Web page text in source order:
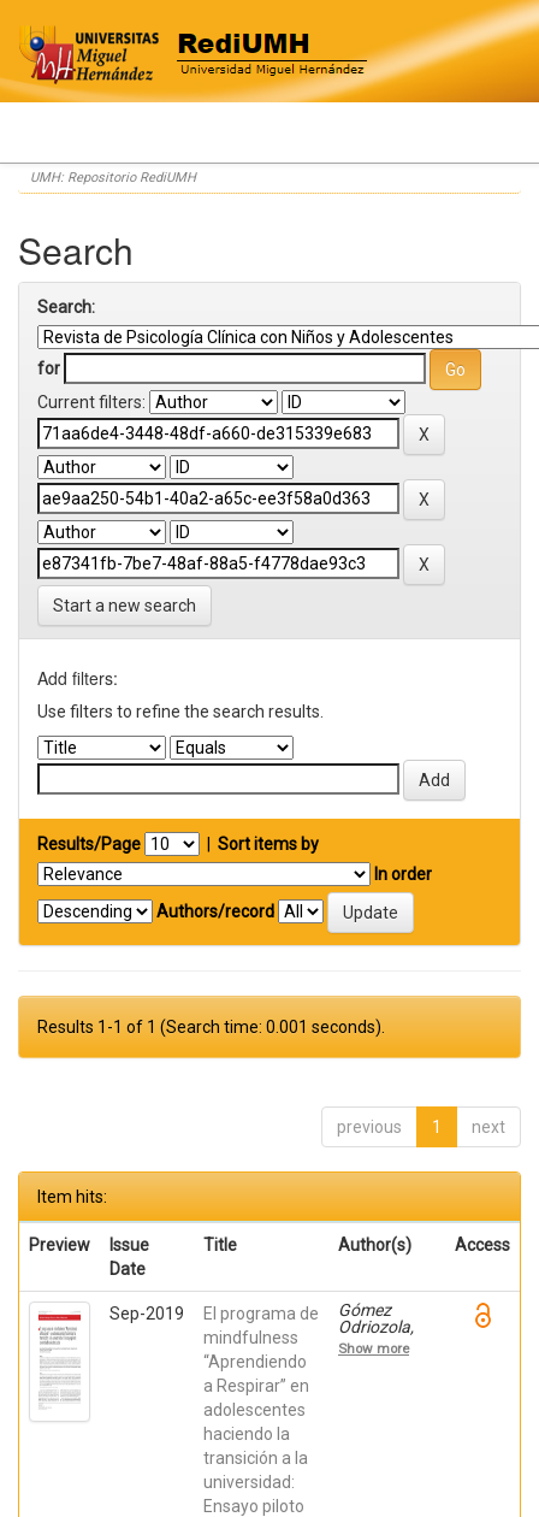
Skip
navigation
UMH: Repositorio RediUMH
Search
Search:
for
Current filters:
Start a new search
Add filters:
Use filters to refine the search results.
Results/Page
Sort items by
In order
Authors/record
Results 1-1 of 1 (Search time: 0.001 seconds).
previous 1 next
Item hits:
Preview
Issue
Date
Title Author(s) Access
Sep-2019
El programa de
mindfulness
“Aprendiendo
a Respirar” en
adolescentes
haciendo la
transición a la
universidad:
Ensayo piloto
Gómez
Odriozola,
Joana;
Calvete
Show more